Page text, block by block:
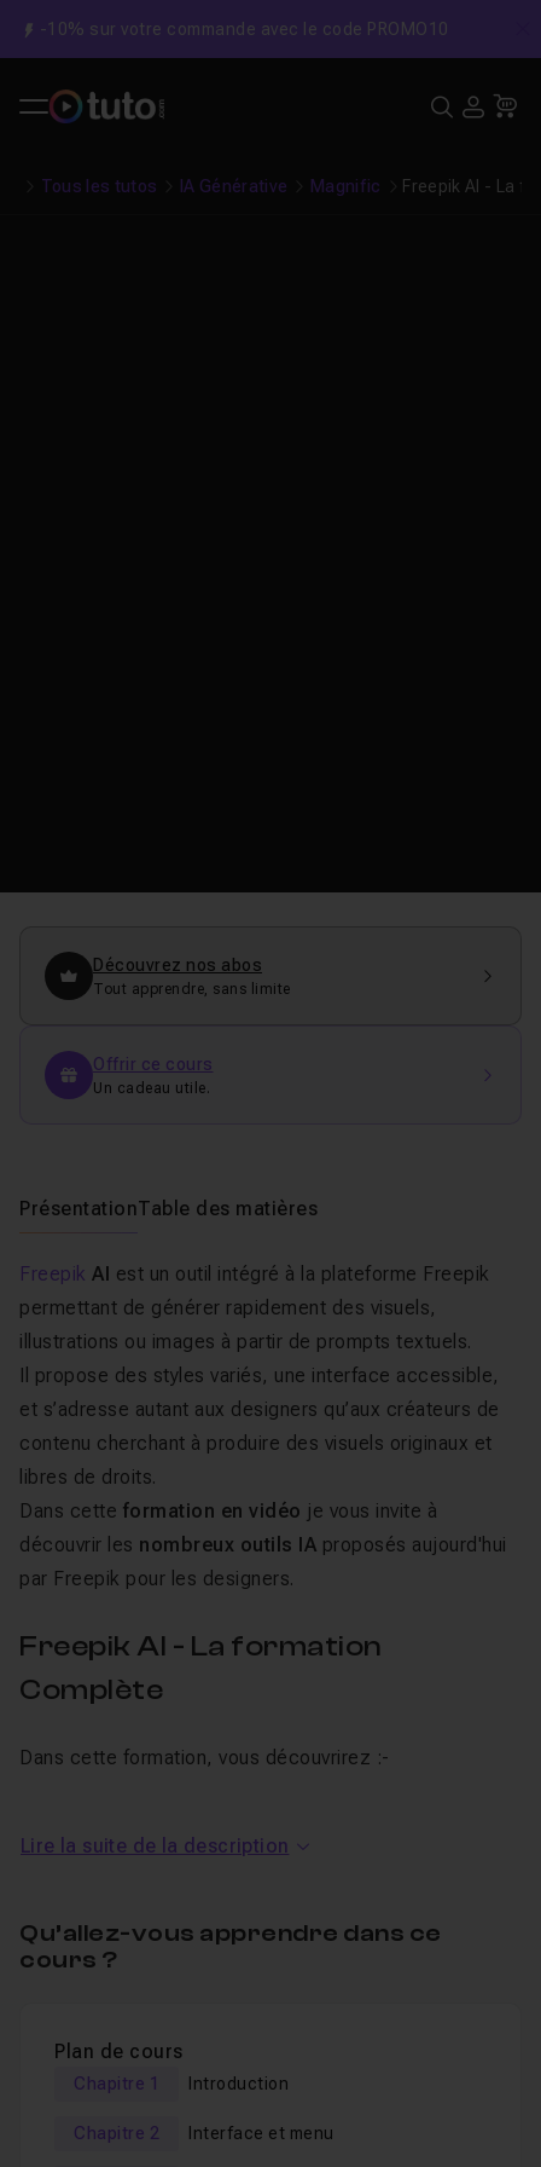
-10% sur votre commande avec le code PROMO10
Tous les tutos IA Générative Magnific Freepik AI - La
Découvrez nos abos
Tout apprendre, sans limite
Offrir ce cours
Un cadeau utile.
PrésentationTable des matières
Freepik AI est un outil intégré à la plateforme Freepik
permettant de générer rapidement des visuels,
illustrations ou images à partir de prompts textuels.
Il propose des styles variés, une interface accessible,
et s’adresse autant aux designers qu’aux créateurs de
contenu cherchant à produire des visuels originaux et
libres de droits.
Dans cette formation en vidéo je vous invite à
découvrir les nombreux outils IA proposés aujourd'hui
par Freepik pour les designers.
Freepik AI - La formation
Complète
Dans cette formation, vous découvrirez :-
Les outils d'idéation,
Les outils de création graphique et vidéo.
Un QCM vous permet de valider vos compétences en fin
de formation.
Pour découvrir d'autres outils d'IA, découvrez l
Lire la suite de la description
Qu’allez-vous apprendre dans ce
cours ?
Plan de cours
Chapitre 1 Introduction
Chapitre 2 Interface et menu